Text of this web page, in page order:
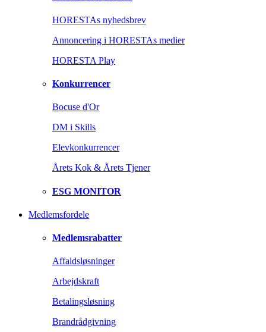
HORESTAs nyhedsbrev
Annoncering i HORESTAs medier
HORESTA Play
Konkurrencer
Bocuse d'Or
DM i Skills
Elevkonkurrencer
Årets Kok & Årets Tjener
ESG MONITOR
Medlemsfordele
Medlemsrabatter
Affaldsløsninger
Arbejdskraft
Betalingsløsning
Brandrådgivning